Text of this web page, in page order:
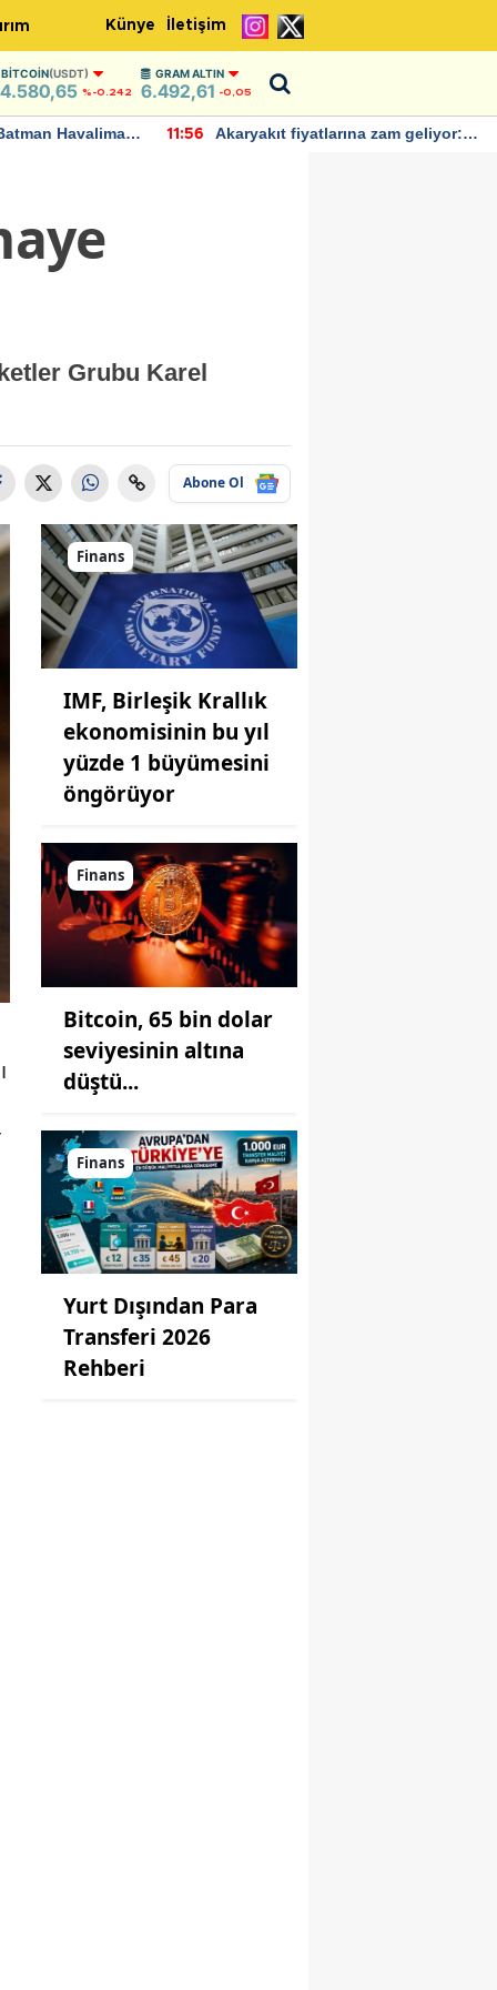
Künye İletişim
BITCOIN(USDT)
%-0.242
GRAM ALTIN
6.492,61 -0,05
Havalimanı
11:56
Akaryakıt fiyatlarına zam geliyor:
Grubu Karel
Abone Ol
Finans
IMF, Birleşik Krallık
ekonomisinin bu yıl
yüzde 1 büyümesini
öngörüyor
Finans
Bitcoin, 65 bin dolar
seviyesinin altına
düştü...
Finans
Yurt Dışından Para
Transferi 2026
Rehberi